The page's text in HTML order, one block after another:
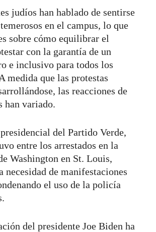
judíos han hablado de sentirse
en el campus, lo que
sobre cómo equilibrar el
con la garantía de un
e inclusivo para todos los
A medida que las protestas
las reacciones de
han variado.
del Partido Verde,
entre los arrestados en la
Washington en St. Louis,
necesidad de manifestaciones
el uso de la policía
del presidente Joe Biden ha